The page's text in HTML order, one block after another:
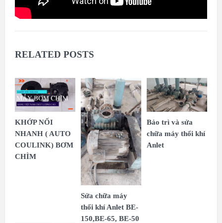
RELATED POSTS
KHỚP NỐI
NHANH ( AUTO
COULINK) BƠM
CHÌM
Sửa chữa máy
thổi khí Anlet BE-
150,BE-65, BE-50
Bảo trì và sửa
chữa máy thổi khí
Anlet